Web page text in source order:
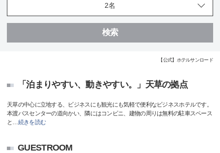
検索
【公式】ホテルサンロード
「泊まりやすい、動きやすい。」天草の拠点
天草の中心に立地する、ビジネスにも観光にも気軽で便利なビジネスホテルです。
本渡バスセンターの道向かい、隣にはコンビニ、建物の周りは無料の駐車スペース
と …続きを読む
GUESTROOM